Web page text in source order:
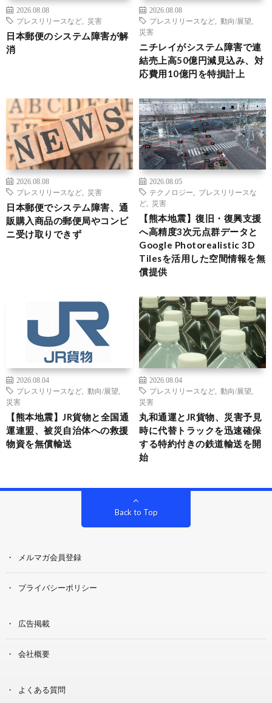
2026.08.08
プレスリリースなど
災害
日本郵便のシステム障害が解
消
2026.08.08
プレスリリースなど
動向/展望
災害
ニチレイがシステム障害で連
結売上高50億円減見込み、対
応費用10億円を特損計上
2026.08.08
プレスリリースなど
災害
日本郵便でシステム障害、通
販購入商品の郵便局やコンビ
ニ受け取りできず
2026.08.05
テクノロジー
プレスリリースな
ど
災害
【熊本地震】復旧・復興支援
へ高精度3次元点群データと
Google Photorealistic 3D
Tilesを活用した空間情報を無
償提供
2026.08.04
プレスリリースなど
動向/展望
災害
【熊本地震】JR貨物と全国通
運連盟、被災自治体への救援
物資を無償輸送
2026.08.04
プレスリリースなど
動向/展望
災害
丸和通運とJR貨物、災害予見
時に代替トラックを迅速確保
する特約付きの鉄道輸送を開
始
Back to Top
メルマガ会員登録
プライバシーポリシー
広告掲載
会社概要
よくある質問